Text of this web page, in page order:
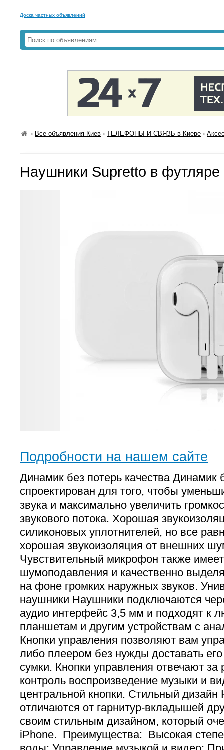
Доска частных объявлений
› Все объявления Киев ›ТЕЛЕФОНЫ И СВЯЗЬ в Киеве ›
Наушники Supretto в
Подробности на нашем сайте
Динамик без потерь качества Динамик
спроектирован для того, чтобы
звука и максимально увеличить
звукового потока. Хорошая
силиконовых уплотнителей, но все
хорошая звукоизоляция от внешних
Чувствительный микрофон также
шумоподавления и качественно
на фоне громких наружных звуков.
наушники Наушники подключаются
аудио интерфейс 3,5 мм и подходят к
планшетам и другим устройствам с
Кнопки управления позволяют вам
либо плеером без нужды доставать
сумки. Кнопки управления отвечают за
контроль воспроизведение музыки и
центральной кнопки. Стильный
отличаются от гарнитур-вкладышей
своим стильным дизайном, который
iPhone. Преимущества: Высокая